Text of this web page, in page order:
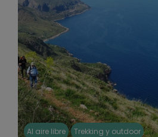
Al aire libre Trekking y outdoor